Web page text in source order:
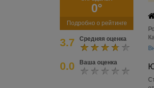
0°
Подробно о рейтинге
3.7 Средняя оценка
0.0 Ваша оценка